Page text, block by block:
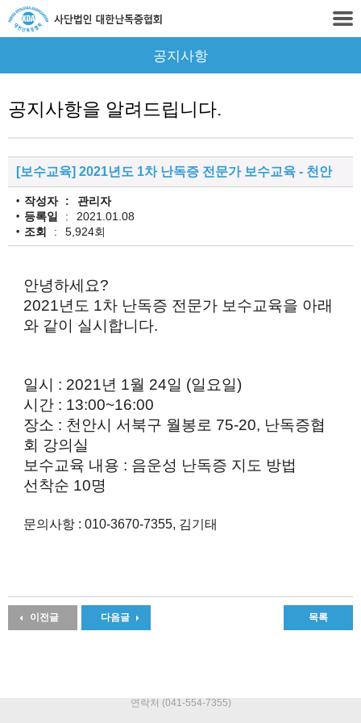
공지사항
공지사항을 알려드립니다.
[보수교육] 2021년도 1차 난독증 전문가 보수교육 - 천안
작성자
관리자
등록일
2021.01.08
조회
5,924회
안녕하세요?
2021년도 1차 난독증 전문가 보수교육을 아래
와 같이 실시합니다.
일시 : 2021년 1월 24일 (일요일)
시간 : 13:00~16:00
장소 : 천안시 서북구 월봉로 75-20, 난독증협
회 강의실
보수교육 내용 : 음운성 난독증 지도 방법
선착순 10명
문의사항 : 010-3670-7355, 김기태
이전글 다음글 목록
연락처 (041-554-7355)